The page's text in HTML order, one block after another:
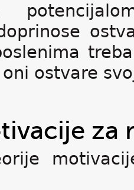
ostvare
za